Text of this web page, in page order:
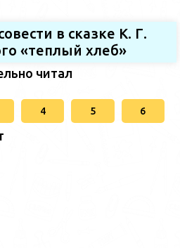
в сказке К. Г.
«теплый хлеб»
читал
4 5 6